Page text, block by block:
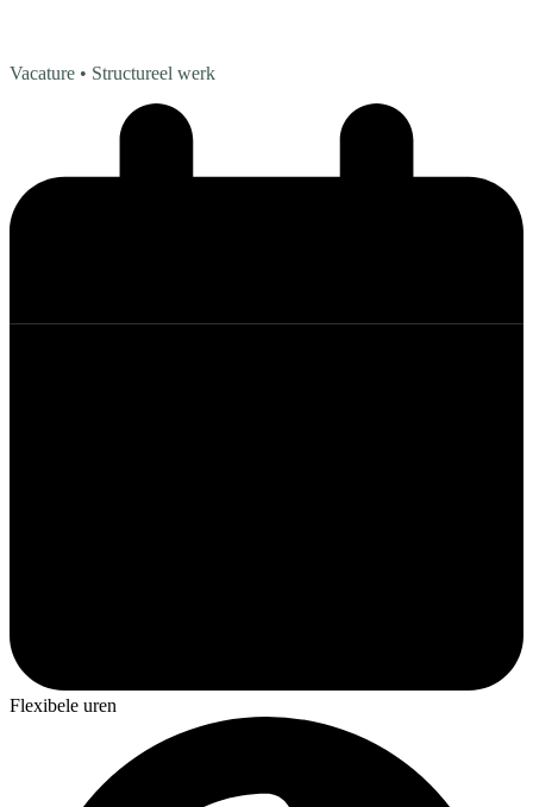
Vacature • Structureel werk
Flexibele uren